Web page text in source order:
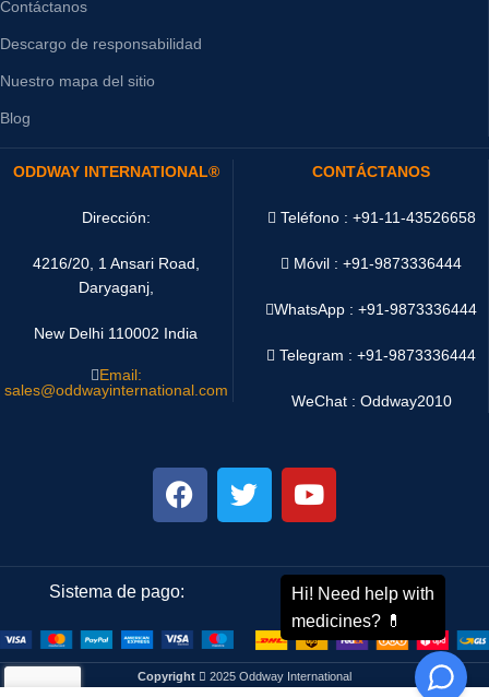
Contáctanos
Descargo de responsabilidad
Nuestro mapa del sitio
Blog
ODDWAY INTERNATIONAL®
Dirección:
4216/20, 1 Ansari Road,
Daryaganj,
New Delhi 110002 India
Email:
sales@oddwayinternational.com
CONTÁCTANOS
Teléfono : +91-11-43526658
Móvil : +91-9873336444
WhatsApp :+91-9873336444
Telegram : +91-9873336444
WeChat : Oddway2010
Sistema de pago: Sistema de envío:
Copyright 2025 Oddway International